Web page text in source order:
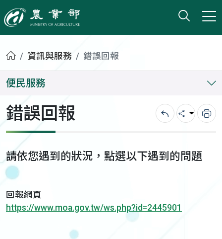
農業部
打開
小版
首頁資訊與服務 錯誤回報
便民服務
錯誤回報 回上一頁
分享 列
請依您遇到的狀況，點選以下遇到的問題
回報網頁
https://www.moa.gov.tw/ws.php?id=2445901